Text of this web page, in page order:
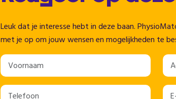
Leuk dat je interesse hebt in deze baan.
met je op om jouw wensen en mogelijkheden te